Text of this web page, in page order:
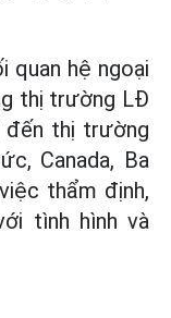
quan hệ ngoại
thị trường LĐ
đến thị trường
Canada, Ba
thẩm định,
tình hình và